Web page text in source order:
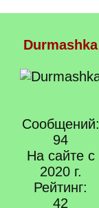
Durmashka
Сообщений:
94
На сайте с
2020 г.
Рейтинг:
42